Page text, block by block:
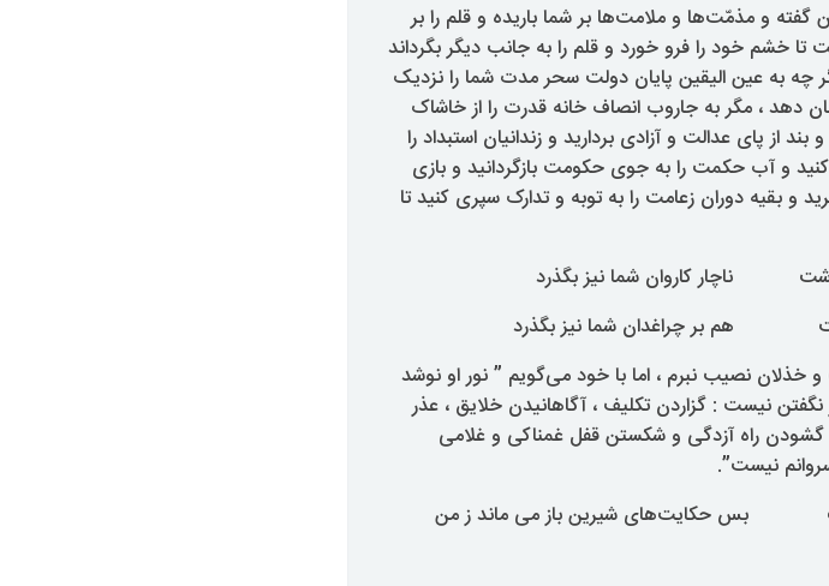
و مذمّت‌ها و ملامت‌ها بر شما باریده و قلم را بر
خشم خود را فرو خورد و قلم را به جانب دیگر بگرداند
چه به عین الیقین پایان دولت سحر مدت شما را نزدیک
دهد ، مگر به جاروب انصاف خانه قدرت را از خاشاک
از پای عدالت و آزادی بردارید و زندانیا‌ن استبداد را
کنید و آب حکمت را به جوی حکومت بازگردانید و بازی
و بقیه دوران زعامت را به توبه و تدارک سپری کنید تا
ناچار کاروان شما نیز بگذرد
هم بر چراغدان شما نیز بگذرد
خذلان نصیب نبرم ، اما با خود می‌‌گویم ” نور او نوشد
نیست : گزاردن تکلیف ، آگاهانیدن خلایق ، عذر
گشودن راه آزدگی و شکستن قفل غمناکی و غلامی
نیست”.
بس حکایت‌های شیرین باز می ماند ز من